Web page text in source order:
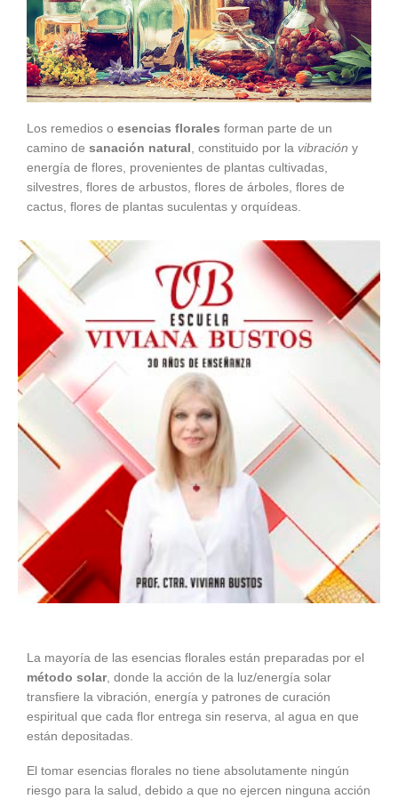
Los remedios o esencias florales forman parte de un
camino de sanación natural , constituido por la vibración y
energía de flores, provenientes de plantas cultivadas,
silvestres, flores de arbustos, flores de árboles, flores de
cactus, flores de plantas suculentas y orquídeas.
La mayoría de las esencias florales están preparadas por el
método solar, donde la acción de la luz/energía solar
transfiere la vibración, energía y patrones de curación
espiritual que cada flor entrega sin reserva, al agua en que
están depositadas.
El tomar esencias florales no tiene absolutamente ningún
riesgo para la salud, debido a que no ejercen ninguna acción